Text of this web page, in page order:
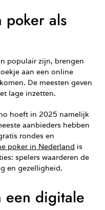
poker als
populair zijn, brengen
aan een online
De meesten geven
lage inzetten.
hoeft in 2025 namelijk
aanbieders hebben
rondes en
poker in Nederland is
spelers waarderen de
en gezelligheid.
een digitale